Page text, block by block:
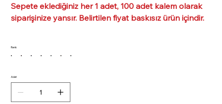
Sepete eklediğiniz her 1 adet, 100 adet kalem olarak
siparişinize yansır. Belirtilen fiyat baskısız ürün içindir.
Renk
Adet